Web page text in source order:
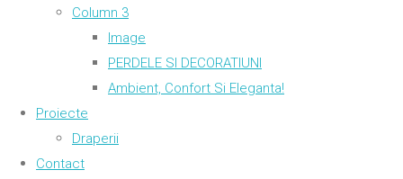
Column 3
Image
PERDELE SI DECORATIUNI
Ambient, Confort Si Eleganta!
Proiecte
Draperii
Contact